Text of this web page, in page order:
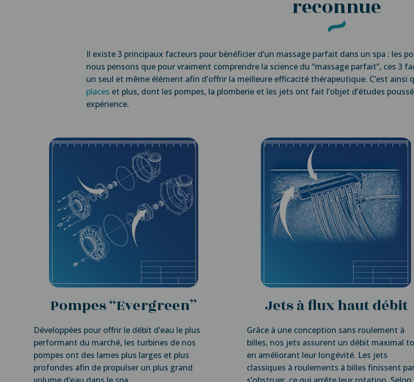
reconnue
Il existe 3 principaux facteurs pour bénéficier d’un massage parfait dans un spa : les
nous pensons que pour vraiment comprendre la science du “massage parfait”, ces 3
un seul et même élément afin d’offrir la meilleure efficacité thérapeutique. C’est ainsi
places et plus, dont les pompes, la plomberie et les jets ont fait l’objet d’études
expérience.
Pompes “Evergreen”
Développées pour offrir le débit d’eau le plus
performant du marché, les turbines de nos
pompes ont des lames plus larges et plus
profondes afin de propulser un plus grand
Jets à flux haut débit
Grâce à une conception sans roulement à
billes, nos jets assurent un débit maximal
en améliorant leur longévité. Les jets
classiques à roulements à billes finissent